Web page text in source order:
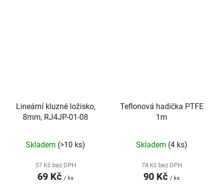
Lineární kluzné ložisko,
8mm, RJ4JP-01-08
Skladem (>10 ks)
57 Kč bez DPH
69 Kč / ks
Teflonová hadička PTFE
1m
Skladem (4 ks)
74 Kč bez DPH
90 Kč / ks